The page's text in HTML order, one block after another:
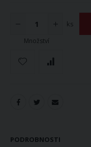
Množství
ks
PODROBNOSTI